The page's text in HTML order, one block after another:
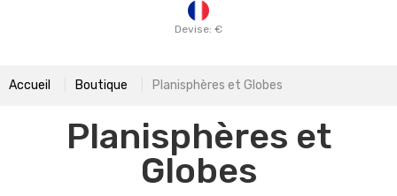
Devise: €
Accueil Boutique Planisphères et Globes
Planisphères et
Globes